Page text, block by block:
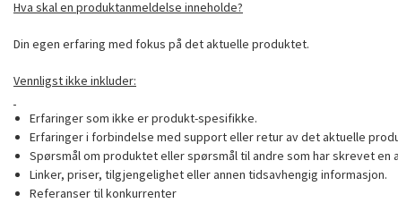
Hva skal en produktanmeldelse inneholde?
Din egen erfaring med fokus på det aktuelle produktet.
Vennligst ikke inkluder:
Erfaringer som ikke er produkt-spesifikke.
Erfaringer i forbindelse med support eller retur av det aktuelle
Spørsmål om produktet eller spørsmål til andre som har skrevet en
Linker, priser, tilgjengelighet eller annen tidsavhengig informasjon.
Referanser til konkurrenter